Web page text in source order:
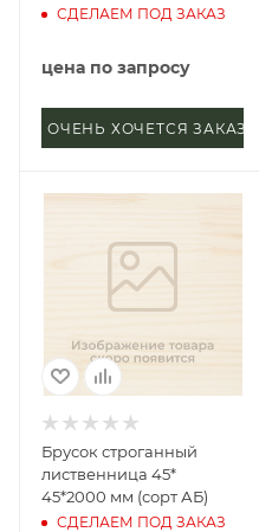
СДЕЛАЕМ ПОД ЗАКАЗ
цена по запросу
ОЧЕНЬ ХОЧЕТСЯ
Брусок строганный
лиственница 45*
45*2000 мм (сорт АБ)
СДЕЛАЕМ ПОД ЗАКАЗ